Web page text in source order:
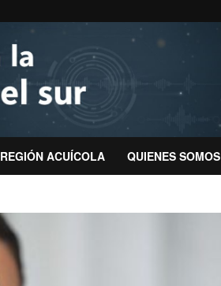
REGIÓN ACUÍCOLA QUIENES SOMOS